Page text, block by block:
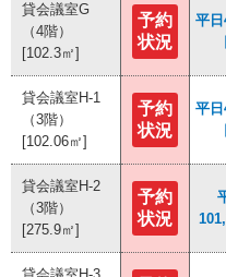
貸会議室G
（4階）
[102.3㎡]
予約
状況
平
貸会議室H-1
（3階）
[102.06㎡]
予約
状況
平
貸会議室H-2
（3階）
[275.9㎡]
予約
状況
貸会議室G
（4階）
[102.3㎡]
予約
状況
平
貸会議室H-1
（3階）
[102.06㎡]
予約
状況
平
貸会議室H-2
（3階）
[275.9㎡]
予約
状況